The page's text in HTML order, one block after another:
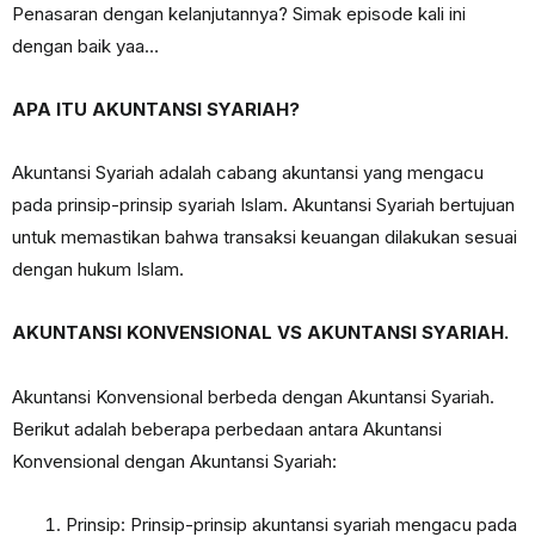
Penasaran dengan kelanjutannya? Simak episode kali ini
dengan baik yaa…
APA ITU AKUNTANSI SYARIAH?
Akuntansi Syariah adalah cabang akuntansi yang mengacu
pada prinsip-prinsip syariah Islam. Akuntansi Syariah bertujuan
untuk memastikan bahwa transaksi keuangan dilakukan sesuai
dengan hukum Islam.
AKUNTANSI KONVENSIONAL VS AKUNTANSI SYARIAH.
Akuntansi Konvensional berbeda dengan Akuntansi Syariah.
Berikut adalah beberapa perbedaan antara Akuntansi
Konvensional dengan Akuntansi Syariah:
Prinsip: Prinsip-prinsip akuntansi syariah mengacu pada